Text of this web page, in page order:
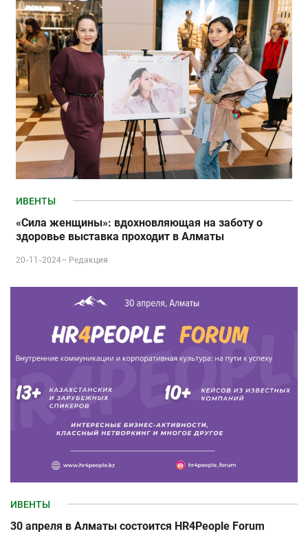
ИВЕНТЫ
«Сила женщины»: вдохновляющая на заботу о
здоровье выставка проходит в Алматы
20-11-2024– Редакция
ИВЕНТЫ
30 апреля в Алматы состоится HR4People Forum